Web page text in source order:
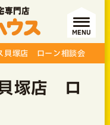
MENU
貝塚店 ローン相談会
塚店 ロ